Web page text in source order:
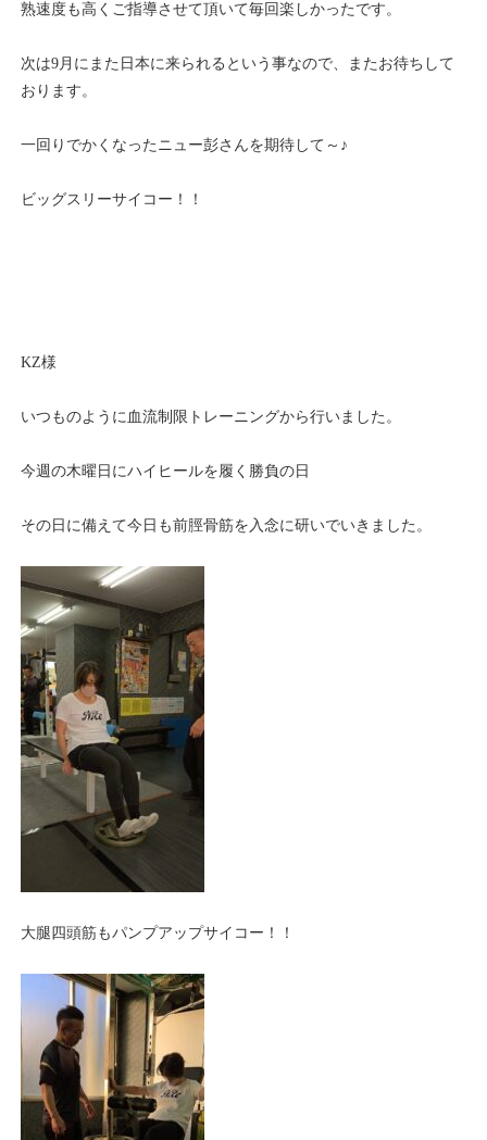
熟速度も高くご指導させて頂いて毎回楽しかったです。
次は9月にまた日本に来られるという事なので、またお待ちして
おります。
一回りでかくなったニュー彭さんを期待して～♪
ビッグスリーサイコー！！
KZ様
いつものように血流制限トレーニングから行いました。
今週の木曜日にハイヒールを履く勝負の日
その日に備えて今日も前脛骨筋を入念に研いでいきました。
大腿四頭筋もパンプアップサイコー！！